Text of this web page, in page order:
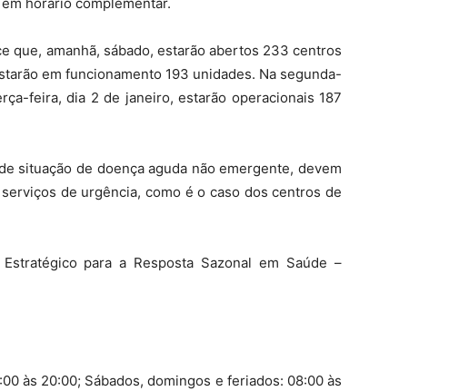
que, amanhã, sábado, estarão abertos 233 centros
em funcionamento 193 unidades. Na segunda-
feira, dia 2 de janeiro, estarão operacionais 187
situação de doença aguda não emergente, devem
de urgência, como é o caso dos centros de
para a Resposta Sazonal em Saúde –
às 20:00; Sábados, domingos e feriados: 08:00 às